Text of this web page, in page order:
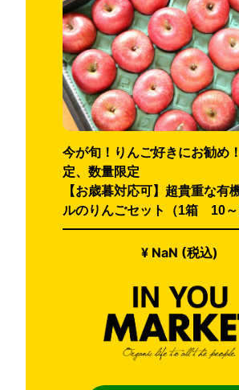
今が旬！りんご好きにお勧め
定、数量限定
【お歳暮対応可】超貴重な有
ルのりんごセット（1箱 10～
¥ NaN (税込)